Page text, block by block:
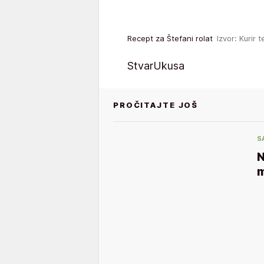
Recept za Štefani rolat Izvor: Kurir
StvarUkusa
PROČITAJTE JOŠ